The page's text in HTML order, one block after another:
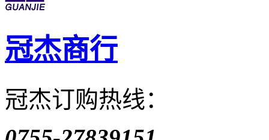
冠杰商行
冠杰订购热线：